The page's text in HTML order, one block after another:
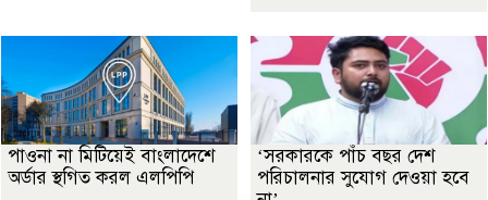
পাওনা না মিটিয়েই বাংলাদেশে
অর্ডার স্থগিত করল এলপিপি
‘সরকারকে পাঁচ বছর দেশ
পরিচালনার সুযোগ দেওয়া হবে